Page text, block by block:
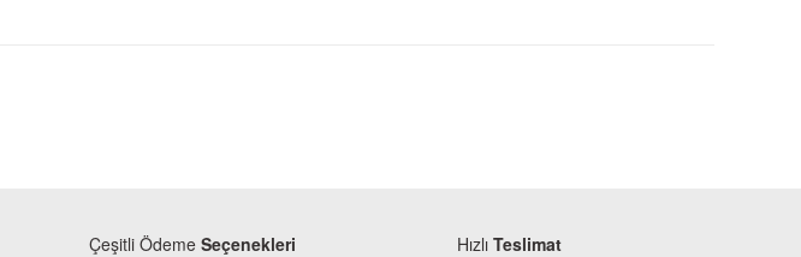
Çeşitli Ödeme Seçenekleri Hızlı Teslimat